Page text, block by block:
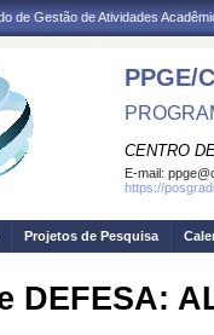
de Gestão de Atividades
PPGE/
CENTRO
E-mail:
https://
Projetos de Pesquisa
DEFESA: